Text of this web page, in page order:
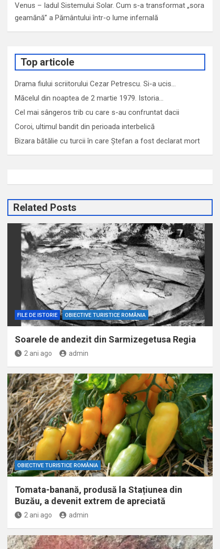
Venus – Iadul Sistemului Solar. Cum s-a transformat „sora
geamănă” a Pământului într-o lume infernală
Top articole
Drama fiului scriitorului Cezar Petrescu. Si-a ucis…
Măcelul din noaptea de 2 martie 1979. Istoria…
Cel mai sângeros trib cu care s-au confruntat dacii
Coroi, ultimul bandit din perioada interbelică
Bizara bătălie cu turcii în care Ștefan a fost declarat mort
Related Posts
FILE DE ISTORIE OBIECTIVE TURISTICE ROMÂNIA
Soarele de andezit din Sarmizegetusa Regia
2 ani ago admin
OBIECTIVE TURISTICE ROMÂNIA
Tomata-banană, produsă la Stațiunea din
Buzău, a devenit extrem de apreciată
2 ani ago admin